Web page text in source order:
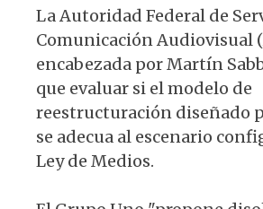
La Autoridad Federal de
Comunicación Audiovisual
encabezada por Martín
que evaluar si el modelo de
reestructuración diseñado
se adecua al escenario
Ley de Medios.